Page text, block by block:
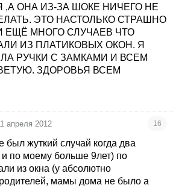
,А ОНА ИЗ-ЗА ШОКЕ НИЧЕГО НЕ
ЭТО НАСТОЛЬКО СТРАШНО
ЕЩЁ МНОГО СЛУЧАЕВ ЧТО
ИЗ ПЛАТИКОВЫХ ОКОН. Я
РУЧКИ С ЗАМКАМИ И ВСЕМ
ЗДОРОВЬЯ ВСЕМ
апреля 2012 16
был жуткий случай когда два
и по моему больше 9лет) по
из окна (у абсолютно
мамы дома не было а